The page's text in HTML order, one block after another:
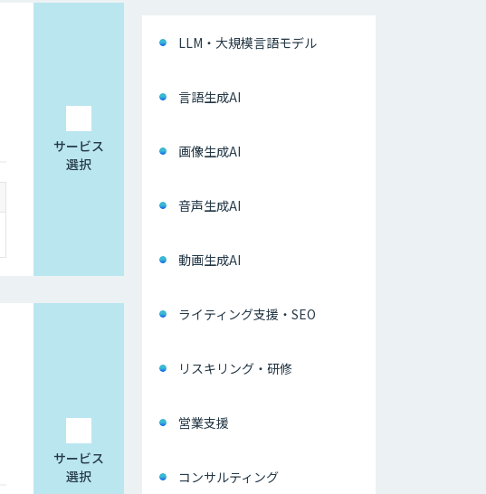
サービス
選択
サービス
選択
LLM・大規模言語モデル
言語生成AI
画像生成AI
音声生成AI
動画生成AI
ライティング支援・SEO
リスキリング・研修
営業支援
コンサルティング